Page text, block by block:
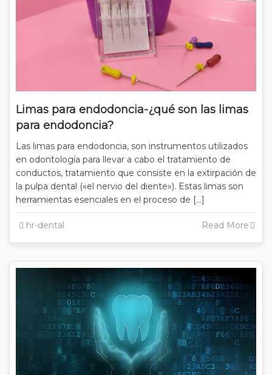
Limas para endodoncia-¿qué son las limas
para endodoncia?
Las limas para endodoncia, son instrumentos utilizados
en odontología para llevar a cabo el tratamiento de
conductos, tratamiento que consiste en la extirpación de
la pulpa dental («el nervio del diente»). Estas limas son
herramientas esenciales en el proceso de […]
hr-dental Read More